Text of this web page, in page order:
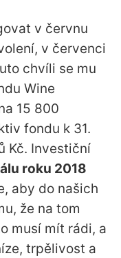
v červnu
v červenci
chvíli se mu
Wine
15 800
fondu k 31.
Kč. Investiční
roku 2018
aby do našich
že na tom
musí mít rádi, a
trpělivost a